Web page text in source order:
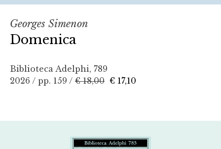
Georges Simenon
Domenica
Biblioteca Adelphi, 789
2026 / pp. 159 / € 18,00 € 17,10